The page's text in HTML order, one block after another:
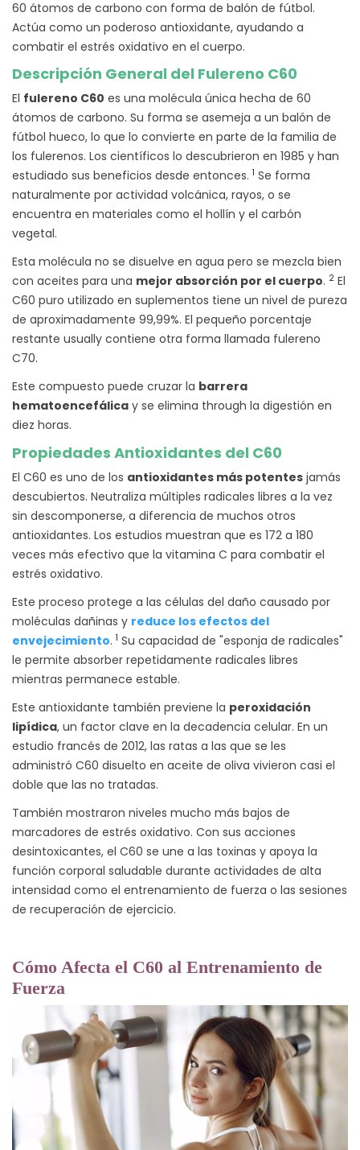
60 átomos de carbono con forma de balón de fútbol.
Actúa como un poderoso antioxidante, ayudando a
combatir el estrés oxidativo en el cuerpo.
Descripción General del Fulereno C60
El fulereno C60 es una molécula única hecha de 60
átomos de carbono. Su forma se asemeja a un balón de
fútbol hueco, lo que lo convierte en parte de la familia de
los fulerenos. Los científicos lo descubrieron en 1985 y han
estudiado sus beneficios desde entonces. 1 Se forma
naturalmente por actividad volcánica, rayos, o se
encuentra en materiales como el hollín y el carbón
vegetal.
Esta molécula no se disuelve en agua pero se mezcla bien
con aceites para una mejor absorción por el cuerpo. 2 El
C60 puro utilizado en suplementos tiene un nivel de pureza
de aproximadamente 99,99%. El pequeño porcentaje
restante usually contiene otra forma llamada fulereno
C70.
Este compuesto puede cruzar la barrera
hematoencefálica y se elimina through la digestión en
diez horas.
Propiedades Antioxidantes del C60
El C60 es uno de los antioxidantes más potentes jamás
descubiertos. Neutraliza múltiples radicales libres a la vez
sin descomponerse, a diferencia de muchos otros
antioxidantes. Los estudios muestran que es 172 a 180
veces más efectivo que la vitamina C para combatir el
estrés oxidativo.
Este proceso protege a las células del daño causado por
moléculas dañinas y reduce los efectos del
envejecimiento. 1 Su capacidad de "esponja de radicales"
le permite absorber repetidamente radicales libres
mientras permanece estable.
Este antioxidante también previene la peroxidación
lipídica, un factor clave en la decadencia celular. En un
estudio francés de 2012, las ratas a las que se les
administró C60 disuelto en aceite de oliva vivieron casi el
doble que las no tratadas.
También mostraron niveles mucho más bajos de
marcadores de estrés oxidativo. Con sus acciones
desintoxicantes, el C60 se une a las toxinas y apoya la
función corporal saludable durante actividades de alta
intensidad como el entrenamiento de fuerza o las sesiones
de recuperación de ejercicio.
Cómo Afecta el C60 al Entrenamiento de
Fuerza